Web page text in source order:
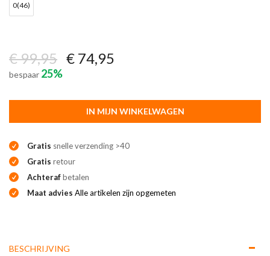
0(46)
€ 99,95 € 74,95
bespaar 25%
IN MIJN WINKELWAGEN
Gratis snelle verzending >40
Gratis retour
Achterafbetalen
Maat advies Alle artikelen zijn opgemeten
BESCHRIJVING